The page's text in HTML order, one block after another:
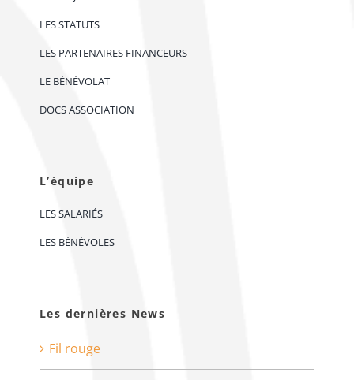
LES STATUTS
LES PARTENAIRES FINANCEURS
LE BÉNÉVOLAT
DOCS ASSOCIATION
L’équipe
LES SALARIÉS
LES BÉNÉVOLES
Les dernières News
Fil rouge